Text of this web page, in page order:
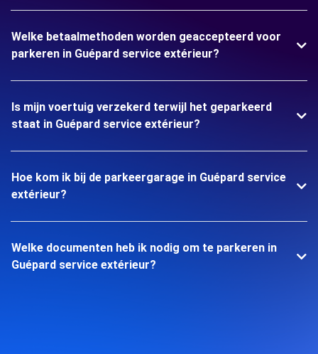
Welke betaalmethoden worden geaccepteerd voor
parkeren in Guépard service extérieur?
Is mijn voertuig verzekerd terwijl het geparkeerd
staat in Guépard service extérieur?
Hoe kom ik bij de parkeergarage in Guépard service
extérieur?
Welke documenten heb ik nodig om te parkeren in
Guépard service extérieur?